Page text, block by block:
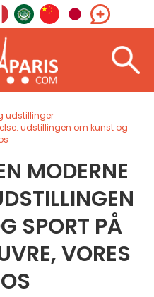
udstillinger
udstillingen om kunst og
MODERNE
SPORT PÅ
VORES